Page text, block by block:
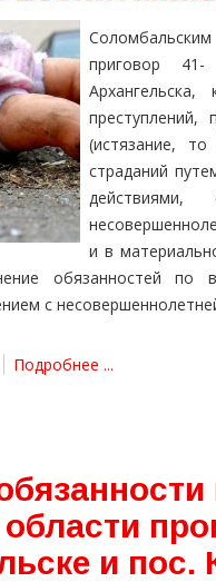
приговор
(истязание,
страданий
и в
обязанностей по
с
Подробнее ...
и пос.